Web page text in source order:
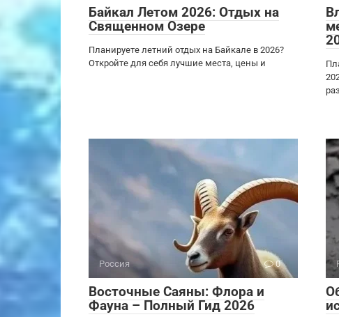
Байкал Летом 2026: Отдых на
Священном Озере
Планируете летний отдых на Байкале в 2026?
Откройте для себя лучшие места, цены и
Россия 0
Восточные Саяны: Флора и
Фауна – Полный Гид 2026